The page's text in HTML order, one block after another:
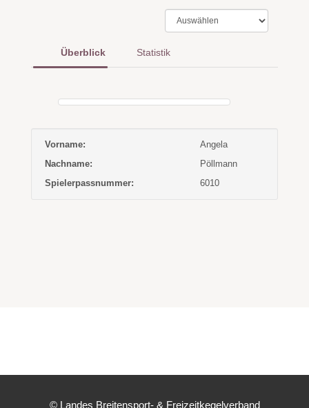
Überblick Statistik
Vorname:
Angela
Nachname:
Pöllmann
Spielerpassnummer:
6010
© Landes Breitensport- & Freizeitkegelverband